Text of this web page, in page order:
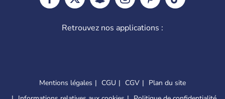
Retrouvez nos applications :
Mentions légales CGU CGV
Plan du site